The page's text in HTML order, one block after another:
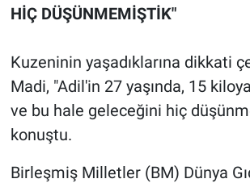
HİÇ DÜŞÜNMEMİŞTİK"
Kuzeninin yaşadıklarına dikkati
Madi, "Adil'in 27 yaşında, 15
ve bu hale geleceğini hiç
konuştu.
Birleşmiş Milletler (BM) Dünya